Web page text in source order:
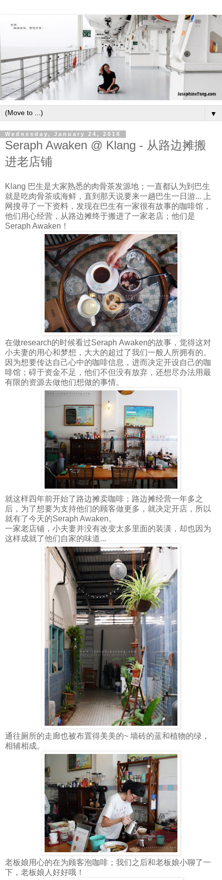
▼
Wednesday, January 24, 2018
Seraph Awaken @ Klang - 从路边摊搬
进老店铺
Klang 巴生是大家熟悉的肉骨茶发源地；一直都认为到巴生
就是吃肉骨茶或海鲜，直到那天说要来一趟巴生一日游... 上
网搜寻了一下资料，发现在巴生有一家很有故事的咖啡馆，
他们用心经营，从路边摊终于搬进了一家老店；他们是
Seraph Awaken！
在做research的时候看过Seraph Awaken的故事，觉得这对
小夫妻的用心和梦想，大大的超过了我们一般人所拥有的。
因为想要传达自己心中的咖啡信息，进而决定开设自己的咖
啡馆；碍于资金不足，他们不但没有放弃，还想尽办法用最
有限的资源去做他们想做的事情。
就这样四年前开始了路边摊卖咖啡；路边摊经营一年多之
后，为了想要为支持他们的顾客做更多，就决定开店，所以
就有了今天的Seraph Awaken。
一家老店铺，小夫妻并没有改变太多里面的装潢，却也因为
这样成就了他们自家的味道...
通往厕所的走廊也被布置得美美的~ 墙砖的蓝和植物的绿，
相辅相成。
老板娘用心的在为顾客泡咖啡；我们之后和老板娘小聊了一
下，老板娘人好好哦！